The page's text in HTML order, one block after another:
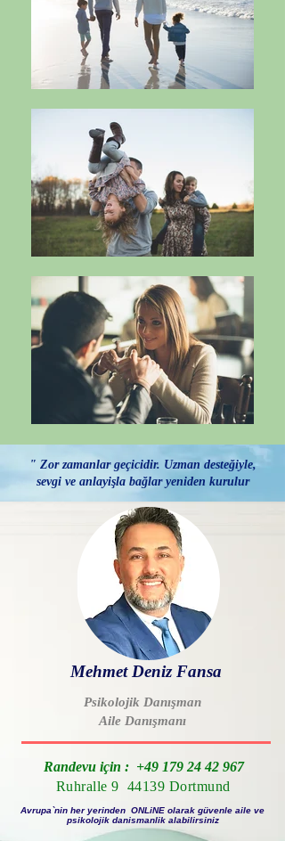
" Zor zamanlar geçicidir. Uzman desteğiyle,
sevgi ve anlayişla bağlar yeniden kurulur
Psikolojik Danışman
Aile Danışmanı
Mehmet Deniz Fansa
Randevu için : +49 179 24 42 967
Ruhralle 9 44139 Dortmund
Avrupa`nin her yerinden ONLiNE olarak güvenle aile ve
psikolojik danismanlik alabilirsiniz